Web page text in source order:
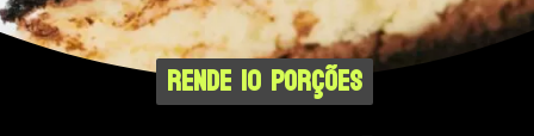
RENDE  10  PORÇÕES
RENDE  10  PORÇÕES